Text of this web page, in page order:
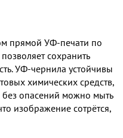
прямой УФ-печати по
сохранить
УФ-чернила устойчивы
химических средств,
без опасений можно мыть
изображение сотрётся,